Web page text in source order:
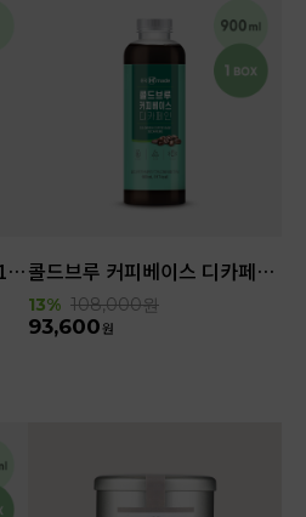
커피빈스 원두 체험패키지 (1kg) 콜드브루 커피베이스 디카페인 (900ml x 6ea)
13% 108,000원
93,600원